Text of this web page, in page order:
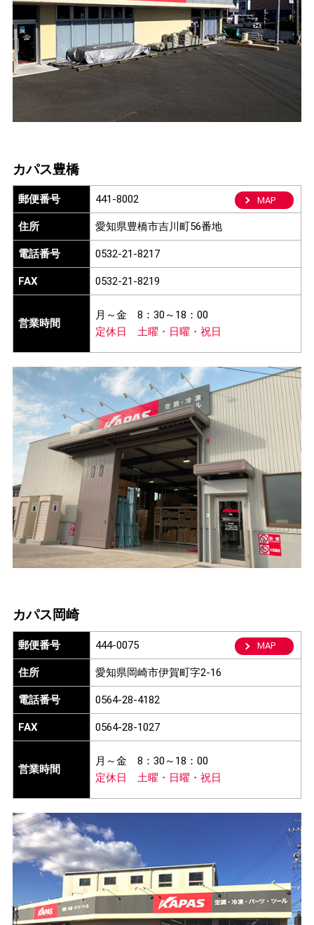
カパス豊橋
郵便番号 441-8002 MAP
住所 愛知県豊橋市吉川町56番地
電話番号 0532-21-8217
FAX 0532-21-8219
営業時間
月～金
8：30～18：00
定休日
土曜・日曜・祝日
カパス岡崎
郵便番号 444-0075 MAP
住所 愛知県岡崎市伊賀町字2-16
電話番号 0564-28-4182
FAX 0564-28-1027
営業時間
月～金
8：30～18：00
定休日
土曜・日曜・祝日